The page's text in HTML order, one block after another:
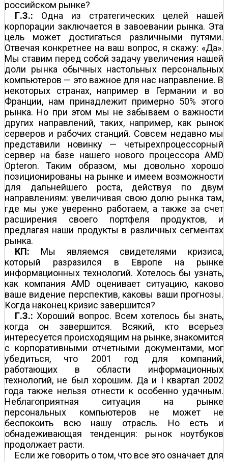
российском рынке?
Г.З.: Одна из стратегических целей нашей
корпорации заключается в завоевании рынка. Эта
цель может достигаться различными путями.
Отвечая конкретнее на ваш вопрос, я скажу: «Да».
Мы ставим перед собой задачу увеличения нашей
доли рынка обычных настольных персональных
компьютеров — это важное для нас направление. В
некоторых странах, например в Германии и во
Франции, нам принадлежит примерно 50% этого
рынка. Но при этом мы не забываем о важности
других направлений, таких, например, как рынок
серверов и рабочих станций. Совсем недавно мы
представили новинку — четырехпроцессорный
сервер на базе нашего нового процессора AMD
Opteron. Таким образом, мы довольно хорошо
позиционированы на рынке и имеем возможности
для дальнейшего роста, действуя по двум
направлениям: увеличивая свою долю рынка там,
где мы уже уверенно работаем, а также за счет
расширения своего портфеля продуктов, и
предлагая наши продукты в различных сегментах
рынка.
КП: Мы являемся свидетелями кризиса,
который разразился в Европе на рынке
информационных технологий. Хотелось бы узнать,
как компания AMD оценивает ситуацию, каково
ваше видение перспектив, каковы ваши прогнозы.
Когда наконец кризис завершится?
Г.З.: Хороший вопрос. Всем хотелось бы знать,
когда он завершится. Всякий, кто всерьез
интересуется происходящим на рынке, знакомится
с корпоративными отчетными документами, мог
убедиться, что 2001 год для компаний,
работающих в области информационных
технологий, не был хорошим. Да и I квартал 2002
года также нельзя отнести к особенно удачным.
Неблагоприятная ситуация на рынке
персональных компьютеров не может не
беспокоить всю нашу отрасль. Но есть и
обнадеживающая тенденция: рынок ноутбуков
продолжает расти.
Если же говорить о том, что все это означает для